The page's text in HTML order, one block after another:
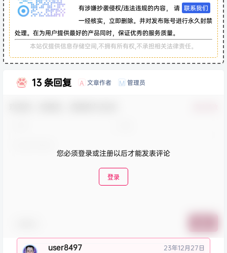
有涉嫌抄袭侵权/违法违规的内容， 请 联系我们
一经核实，立即删除。并对发布账号进行永久封禁
处理。在为用户提供最好的产品同时，保证优秀的服务质量。
本站仅提供信息存储空间,不拥有所有权,不承担相关法律责任。
13 条回复 A 文章作者 M 管理员
您必须登录或注册以后才能发表评论
登录
user8497 23年12月27日